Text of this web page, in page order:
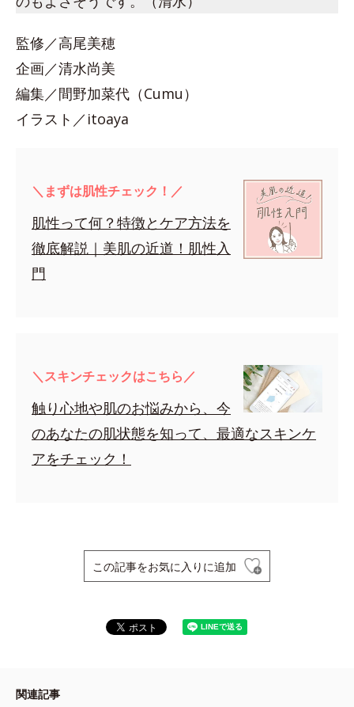
監修／高尾美穂
企画／清水尚美
編集／間野加菜代（Cumu）
イラスト／itoaya
＼まずは肌性チェック！／
肌性って何？特徴とケア方法を
徹底解説｜美肌の近道！肌性入
門
＼スキンチェックはこちら／
触り心地や肌のお悩みから、今
のあなたの肌状態を知って、最適なスキンケ
アをチェック！
この記事をお気に入りに追加
関連記事